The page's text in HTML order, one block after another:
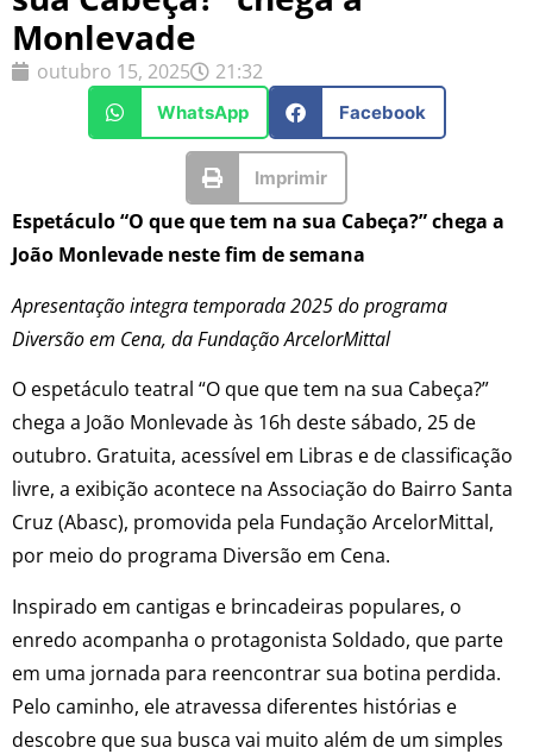
Monlevade
outubro 15, 2025 21:32
WhatsApp Facebook
Imprimir
Espetáculo “O que que tem na sua Cabeça?” chega a
João Monlevade neste fim de semana
Apresentação integra temporada 2025 do programa
Diversão em Cena, da Fundação ArcelorMittal
O espetáculo teatral “O que que tem na sua Cabeça?”
chega a João Monlevade às 16h deste sábado, 25 de
outubro. Gratuita, acessível em Libras e de classificação
livre, a exibição acontece na Associação do Bairro Santa
Cruz (Abasc), promovida pela Fundação ArcelorMittal,
por meio do programa Diversão em Cena.
Inspirado em cantigas e brincadeiras populares, o
enredo acompanha o protagonista Soldado, que parte
em uma jornada para reencontrar sua botina perdida.
Pelo caminho, ele atravessa diferentes histórias e
descobre que sua busca vai muito além de um simples